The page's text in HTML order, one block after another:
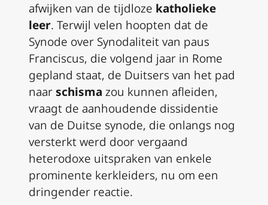
afwijken van de tijdloze katholieke
leer. Terwijl velen hoopten dat de
Synode over Synodaliteit van paus
Franciscus, die volgend jaar in Rome
gepland staat, de Duitsers van het pad
naarschisma zou kunnen afleiden,
vraagt de aanhoudende dissidentie
van de Duitse synode, die onlangs nog
versterkt werd door vergaand
heterodoxe uitspraken van enkele
prominente kerkleiders, nu om een
dringender reactie.